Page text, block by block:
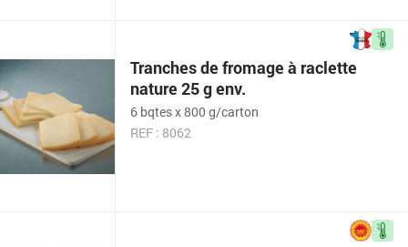
Tranches de fromage à raclette
nature 25 g env.
6 bqtes x 800 g/carton
REF : 8062